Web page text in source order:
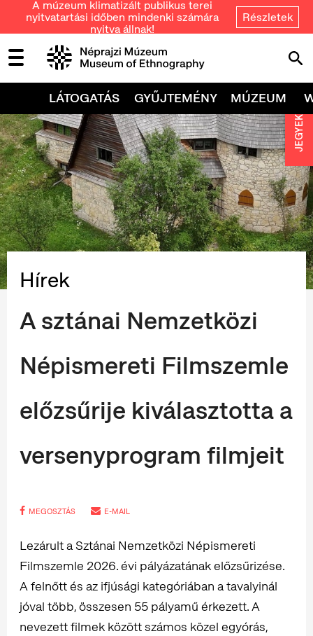
A múzeum klimatizált publikus terei
nyitvatartási időben mindenki számára
nyitva állnak!
Részletek
LÁTOGATÁS GYŰJTEMÉNY MÚZEUM
Hírek
A sztánai Nemzetközi
Népismereti Filmszemle
előzsűrije kiválasztotta a
versenyprogram filmjeit
MEGOSZTÁS E-MAIL
Lezárult a Sztánai Nemzetközi Népismereti
Filmszemle 2026. évi pályázatának előzsűrizése.
A felnőtt és az ifjúsági kategóriában a tavalyinál
jóval több, összesen 55 pályamű érkezett. A
nevezett filmek között számos közel egyórás,
JEGYEK